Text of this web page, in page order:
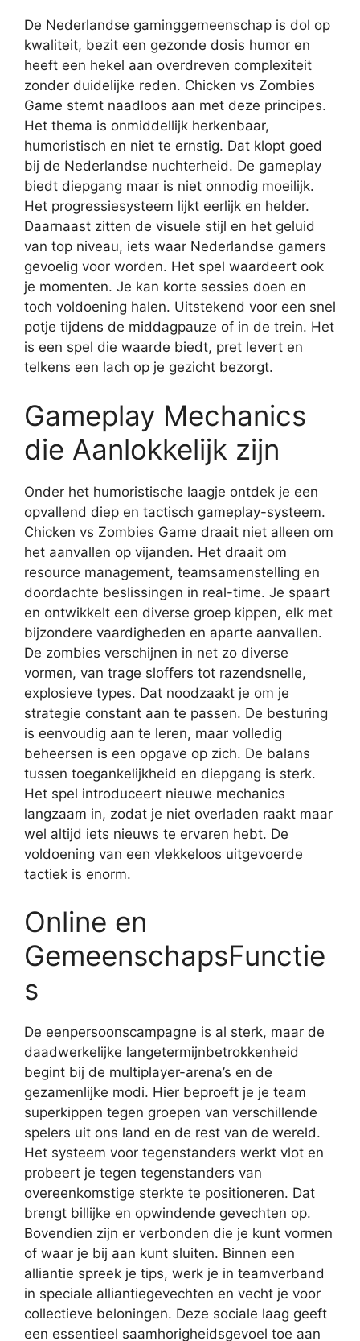
De Nederlandse gaminggemeenschap is dol op
kwaliteit, bezit een gezonde dosis humor en
heeft een hekel aan overdreven complexiteit
zonder duidelijke reden. Chicken vs Zombies
Game stemt naadloos aan met deze principes.
Het thema is onmiddellijk herkenbaar,
humoristisch en niet te ernstig. Dat klopt goed
bij de Nederlandse nuchterheid. De gameplay
biedt diepgang maar is niet onnodig moeilijk.
Het progressiesysteem lijkt eerlijk en helder.
Daarnaast zitten de visuele stijl en het geluid
van top niveau, iets waar Nederlandse gamers
gevoelig voor worden. Het spel waardeert ook
je momenten. Je kan korte sessies doen en
toch voldoening halen. Uitstekend voor een snel
potje tijdens de middagpauze of in de trein. Het
is een spel die waarde biedt, pret levert en
telkens een lach op je gezicht bezorgt.
Gameplay Mechanics
die Aanlokkelijk zijn
Onder het humoristische laagje ontdek je een
opvallend diep en tactisch gameplay-systeem.
Chicken vs Zombies Game draait niet alleen om
het aanvallen op vijanden. Het draait om
resource management, teamsamenstelling en
doordachte beslissingen in real-time. Je spaart
en ontwikkelt een diverse groep kippen, elk met
bijzondere vaardigheden en aparte aanvallen.
De zombies verschijnen in net zo diverse
vormen, van trage sloffers tot razendsnelle,
explosieve types. Dat noodzaakt je om je
strategie constant aan te passen. De besturing
is eenvoudig aan te leren, maar volledig
beheersen is een opgave op zich. De balans
tussen toegankelijkheid en diepgang is sterk.
Het spel introduceert nieuwe mechanics
langzaam in, zodat je niet overladen raakt maar
wel altijd iets nieuws te ervaren hebt. De
voldoening van een vlekkeloos uitgevoerde
tactiek is enorm.
Online en
GemeenschapsFunctie
s
De eenpersoonscampagne is al sterk, maar de
daadwerkelijke langetermijnbetrokkenheid
begint bij de multiplayer-arena’s en de
gezamenlijke modi. Hier beproeft je je team
superkippen tegen groepen van verschillende
spelers uit ons land en de rest van de wereld.
Het systeem voor tegenstanders werkt vlot en
probeert je tegen tegenstanders van
overeenkomstige sterkte te positioneren. Dat
brengt billijke en opwindende gevechten op.
Bovendien zijn er verbonden die je kunt vormen
of waar je bij aan kunt sluiten. Binnen een
alliantie spreek je tips, werk je in teamverband
in speciale alliantiegevechten en vecht je voor
collectieve beloningen. Deze sociale laag geeft
een essentieel saamhorigheidsgevoel toe aan